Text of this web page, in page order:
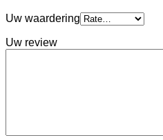
Uw waardering
Uw review